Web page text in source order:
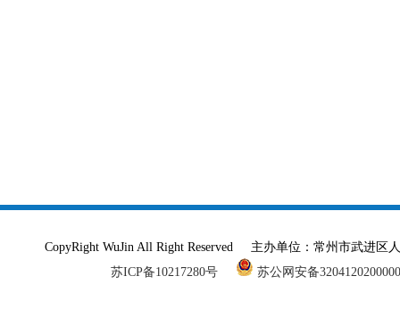
CopyRight WuJin All Right Reserved 主办单位：常州市武进
苏ICP备10217280号
苏公网安备